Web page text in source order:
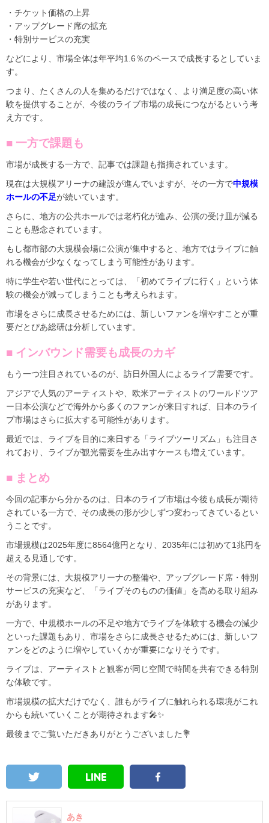
・チケット価格の上昇
・アップグレード席の拡充
・特別サービスの充実
などにより、市場全体は年平均1.6％のペースで成長するとしていま
す。
つまり、たくさんの人を集めるだけではなく、より満足度の高い体
験を提供することが、今後のライブ市場の成長につながるという考
え方です。
■ 一方で課題も
市場が成長する一方で、記事では課題も指摘されています。
現在は大規模アリーナの建設が進んでいますが、その一方で中規模
ホールの不足が続いています。
さらに、地方の公共ホールでは老朽化が進み、公演の受け皿が減る
ことも懸念されています。
もし都市部の大規模会場に公演が集中すると、地方ではライブに触
れる機会が少なくなってしまう可能性があります。
特に学生や若い世代にとっては、「初めてライブに行く」という体
験の機会が減ってしまうことも考えられます。
市場をさらに成長させるためには、新しいファンを増やすことが重
要だとぴあ総研は分析しています。
■ インバウンド需要も成長のカギ
もう一つ注目されているのが、訪日外国人によるライブ需要です。
アジアで人気のアーティストや、欧米アーティストのワールドツア
ー日本公演などで海外から多くのファンが来日すれば、日本のライ
ブ市場はさらに拡大する可能性があります。
最近では、ライブを目的に来日する「ライブツーリズム」も注目さ
れており、ライブが観光需要を生み出すケースも増えています。
■ まとめ
今回の記事から分かるのは、日本のライブ市場は今後も成長が期待
されている一方で、その成長の形が少しずつ変わってきているとい
うことです。
市場規模は2025年度に8564億円となり、2035年には初めて1兆円を
超える見通しです。
その背景には、大規模アリーナの整備や、アップグレード席・特別
サービスの充実など、「ライブそのものの価値」を高める取り組み
があります。
一方で、中規模ホールの不足や地方でライブを体験する機会の減少
といった課題もあり、市場をさらに成長させるためには、新しいフ
ァンをどのように増やしていくかが重要になりそうです。
ライブは、アーティストと観客が同じ空間で時間を共有できる特別
な体験です。
市場規模の拡大だけでなく、誰もがライブに触れられる環境がこれ
からも続いていくことが期待されます🎤✨
最後までご覧いただきありがとうございました💐
あき